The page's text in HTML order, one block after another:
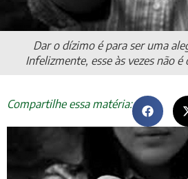
Dar o dízimo é para ser uma
Infelizmente, esse às vezes não
Compartilhe essa matéria: